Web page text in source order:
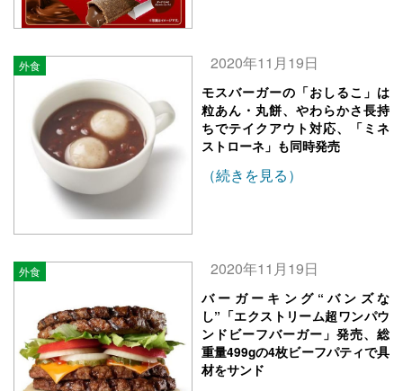
外食 2020年11月19日
モスバーガーの「おしるこ」は
粒あん・丸餅、やわらかさ長持
ちでテイクアウト対応、「ミネ
ストローネ」も同時発売
（続きを見る）
外食 2020年11月19日
バーガーキング“バンズな
し”「エクストリーム超ワンパウ
ンドビーフバーガー」発売、総
重量499gの4枚ビーフパティで具
材をサンド